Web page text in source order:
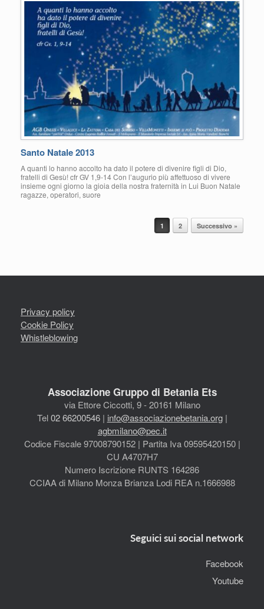
Santo Natale 2013
A quanti lo hanno accolto ha dato il potere di divenire figli di Dio,
fratelli di Gesù! cfr GV 1,9-14 Con l’augurio più affettuoso di vivere
insieme ogni giorno la gioia della nostra fraternità in Lui Buon Natale
ragazze, operatori, suore
1 2 Successivo »
Privacy policy
Cookie Policy
Whistleblowing
Associazione Gruppo di Betania Ets
via Ettore Ciccotti, 9 - 20161 Milano
Tel02 66200546| info@associazionebetania.org|
agbmilano@pec.it
Codice Fiscale 97008790152 | Partita Iva 09595420150 |
CU A4707H7
Numero Iscrizione RUNTS 164286
CCIAA di Milano Monza Brianza Lodi REA n.1666988
Seguici sui social network
Facebook
Youtube